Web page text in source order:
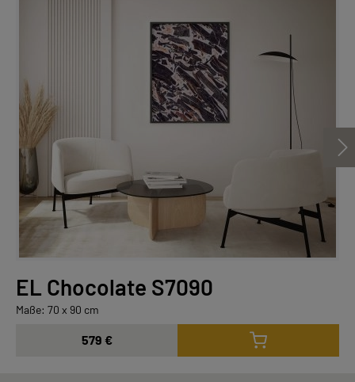
EL Chocolate S7090
Maße: 70 x 90 cm
579 €